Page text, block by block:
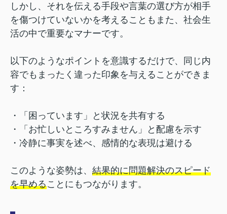
しかし、それを伝える手段や言葉の選び方が相手
を傷つけていないかを考えることもまた、社会生
活の中で重要なマナーです。
以下のようなポイントを意識するだけで、同じ内
容でもまったく違った印象を与えることができま
す：
・「困っています」と状況を共有する
・「お忙しいところすみません」と配慮を示す
・冷静に事実を述べ、感情的な表現は避ける
このような姿勢は、 結果的に問題解決のスピード
を早めることにもつながります。